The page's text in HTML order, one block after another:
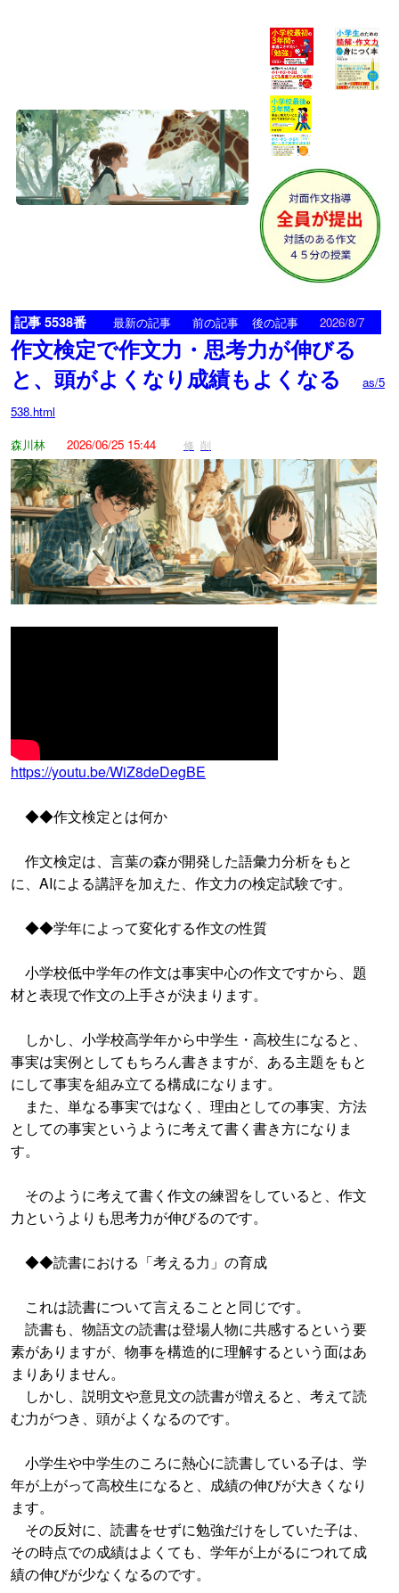
記事 5538番 最新の記事 前の記事 後の記事 2026/8/7
作文検定で作文力・思考力が伸びる
と、頭がよくなり成績もよくなる
as/5
538.html
森川林
2026/06/25 15:44 修 削
https://youtu.be/WiZ8deDegBE
◆◆作文検定とは何か
作文検定は、言葉の森が開発した語彙力分析をもと
に、AIによる講評を加えた、作文力の検定試験です。
◆◆学年によって変化する作文の性質
小学校低中学年の作文は事実中心の作文ですから、題
材と表現で作文の上手さが決まります。
しかし、小学校高学年から中学生・高校生になると、
事実は実例としてもちろん書きますが、ある主題をもと
にして事実を組み立てる構成になります。
また、単なる事実ではなく、理由としての事実、方法
としての事実というように考えて書く書き方になりま
す。
そのように考えて書く作文の練習をしていると、作文
力というよりも思考力が伸びるのです。
◆◆読書における「考える力」の育成
これは読書について言えることと同じです。
読書も、物語文の読書は登場人物に共感するという要
素がありますが、物事を構造的に理解するという面はあ
まりありません。
しかし、説明文や意見文の読書が増えると、考えて読
む力がつき、頭がよくなるのです。
小学生や中学生のころに熱心に読書している子は、学
年が上がって高校生になると、成績の伸びが大きくなり
ます。
その反対に、読書をせずに勉強だけをしていた子は、
その時点での成績はよくても、学年が上がるにつれて成
績の伸びが少なくなるのです。